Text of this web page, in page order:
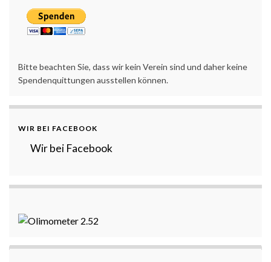
Bitte beachten Sie, dass wir kein Verein sind und daher keine
Spendenquittungen ausstellen können.
WIR BEI FACEBOOK
Wir bei Facebook